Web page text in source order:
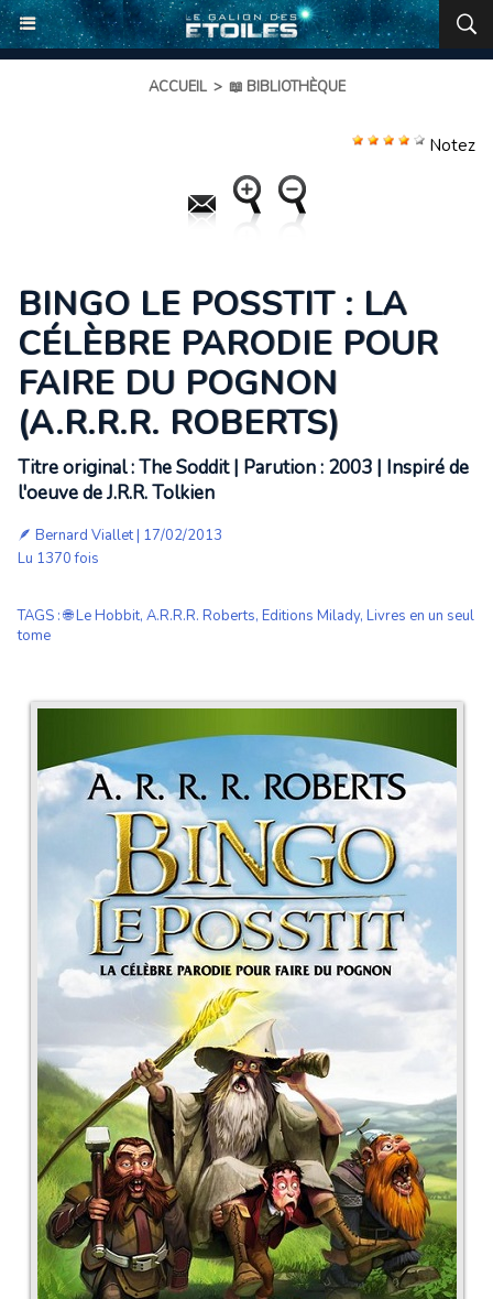
ACCUEIL > 📖 BIBLIOTHÈQUE
Notez
BINGO LE POSSTIT : LA
CÉLÈBRE PARODIE POUR
FAIRE DU POGNON
(A.R.R.R. ROBERTS)
Titre original : The Soddit | Parution : 2003 | Inspiré de
l'oeuve de J.R.R. Tolkien
🪶 Bernard Viallet| 17/02/2013
Lu 1370 fois
TAGS :🌐 Le Hobbit, A.R.R.R. Roberts, Editions Milady, Livres en un seul
tome